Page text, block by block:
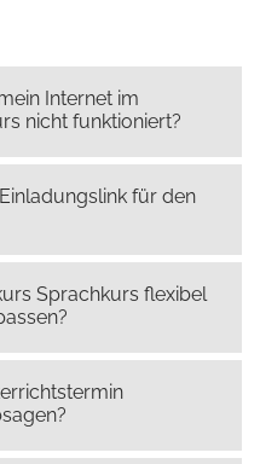
Internet im
nicht funktioniert?
für den
Sprachkurs flexibel